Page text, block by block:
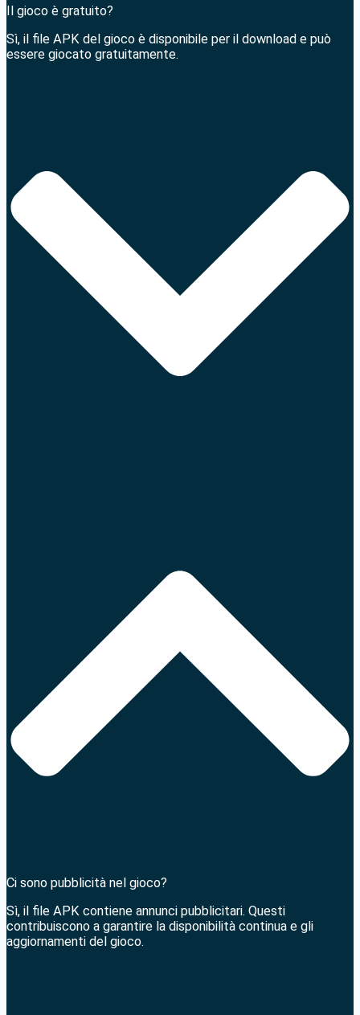
Il gioco è gratuito?
Sì, il file APK del gioco è disponibile per il download e può
essere giocato gratuitamente.
Ci sono pubblicità nel gioco?
Sì, il file APK contiene annunci pubblicitari. Questi
contribuiscono a garantire la disponibilità continua e gli
aggiornamenti del gioco.